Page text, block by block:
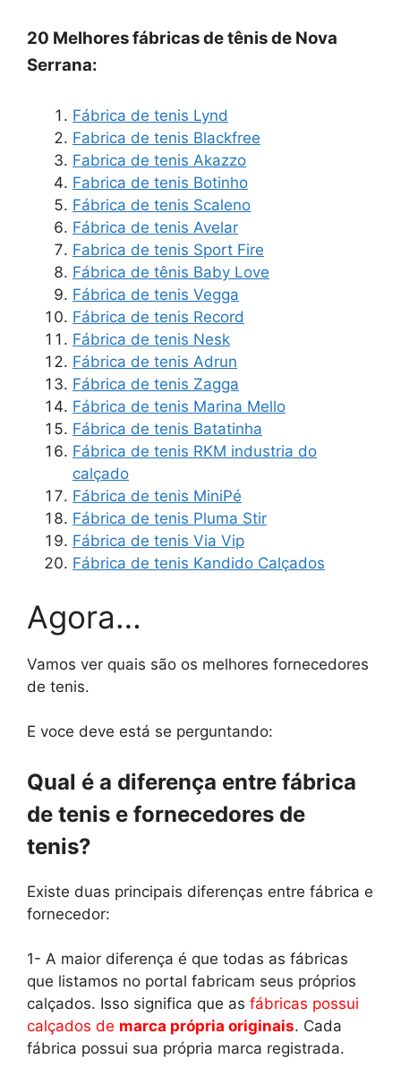
20 Melhores fábricas de tênis de Nova
Serrana:
Fábrica de tenis Lynd
Fabrica de tenis Blackfree
Fabrica de tenis Akazzo
Fabrica de tenis Botinho
Fábrica de tenis Scaleno
Fábrica de tenis Avelar
Fabrica de tenis Sport Fire
Fábrica de tênis Baby Love
Fábrica de tenis Vegga
Fábrica de tenis Record
Fábrica de tenis Nesk
Fábrica de tenis Adrun
Fábrica de tenis Zagga
Fábrica de tenis Marina Mello
Fábrica de tenis Batatinha
Fábrica de tenis RKM industria do
calçado
Fábrica de tenis MiniPé
Fábrica de tenis Pluma Stir
Fábrica de tenis Via Vip
Fábrica de tenis Kandido Calçados
Agora…
Vamos ver quais são os melhores fornecedores
de tenis.
E voce deve está se perguntando:
Qual é a diferença entre fábrica
de tenis e fornecedores de
tenis?
Existe duas principais diferenças entre fábrica e
fornecedor:
1- A maior diferença é que todas as fábricas
que listamos no portal fabricam seus próprios
calçados. Isso significa que as fábricas possui
calçados de marca própria originais. Cada
fábrica possui sua própria marca registrada.